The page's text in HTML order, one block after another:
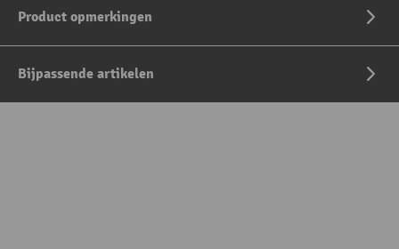
Product opmerkingen
Bijpassende artikelen